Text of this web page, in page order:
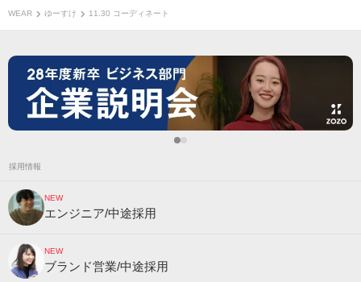
WEAR ゆーすけ 11.30 コーディネート
採用情報
NEW
エンジニア/中途採用
NEW
ブランド営業/中途採用